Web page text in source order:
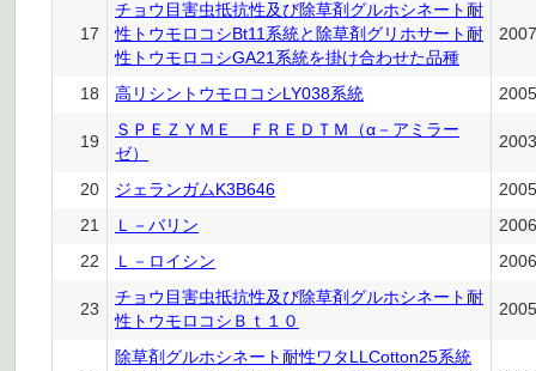
17
チョウ目害虫抵抗性及び除草剤グルホシネート耐
性トウモロコシBt11系統と除草剤グリホサート耐
性トウモロコシGA21系統を掛け合わせた品種
18 高リシントウモロコシLY038系統
19
ＳＰＥＺＹＭＥ ＦＲＥＤＴＭ（α－アミラー
ゼ）
20 ジェランガムK3B646
21
Ｌ－バリン
22
Ｌ－ロイシン
23
チョウ目害虫抵抗性及び除草剤グルホシネート耐
性トウモロコシＢｔ１０
除草剤グルホシネート耐性ワタLLCotton25系統